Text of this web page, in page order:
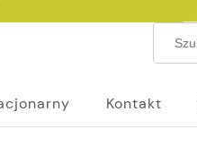
Kontakt